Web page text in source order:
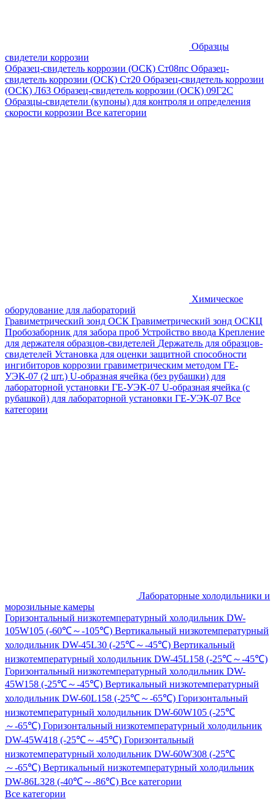
Образцы
свидетели коррозии
Образец-свидетель коррозии (ОСК) Ст08пс Образец-
свидетель коррозии (ОСК) Ст20 Образец-свидетель коррозии
(ОСК) Л63 Образец-свидетель коррозии (ОСК) 09Г2С
Образцы-свидетели (купоны) для контроля и определения
скорости коррозии Все категории
Химическое
оборудование для лабораторий
Гравиметрический зонд ОСК Гравиметрический зонд ОСКЦ
Пробозаборник для забора проб Устройство ввода Крепление
для держателя образцов-свидетелей Держатель для образцов-
свидетелей Установка для оценки защитной способности
ингибиторов коррозии гравиметрическим методом ГЕ-
УЭК-07 (2 шт.) U-образная ячейка (без рубашки) для
лабораторной установки ГЕ-УЭК-07 U-образная ячейка (с
рубашкой) для лабораторной установки ГЕ-УЭК-07 Все
категории
Лабораторные холодильники и
морозильные камеры
Горизонтальный низкотемпературный холодильник DW-
105W105 (-60℃～-105℃) Вертикальный низкотемпературный
холодильник DW-45L30 (-25℃～-45℃) Вертикальный
низкотемпературный холодильник DW-45L158 (-25℃～-45℃)
Горизонтальный низкотемпературный холодильник DW-
45W158 (-25℃～-45℃) Вертикальный низкотемпературный
холодильник DW-60L158 (-25℃～-65℃) Горизонтальный
низкотемпературный холодильник DW-60W105 (-25℃
～-65℃) Горизонтальный низкотемпературный холодильник
DW-45W418 (-25℃～-45℃) Горизонтальный
низкотемпературный холодильник DW-60W308 (-25℃
～-65℃) Вертикальный низкотемпературный холодильник
DW-86L328 (-40℃～-86℃) Все категории
Все категории